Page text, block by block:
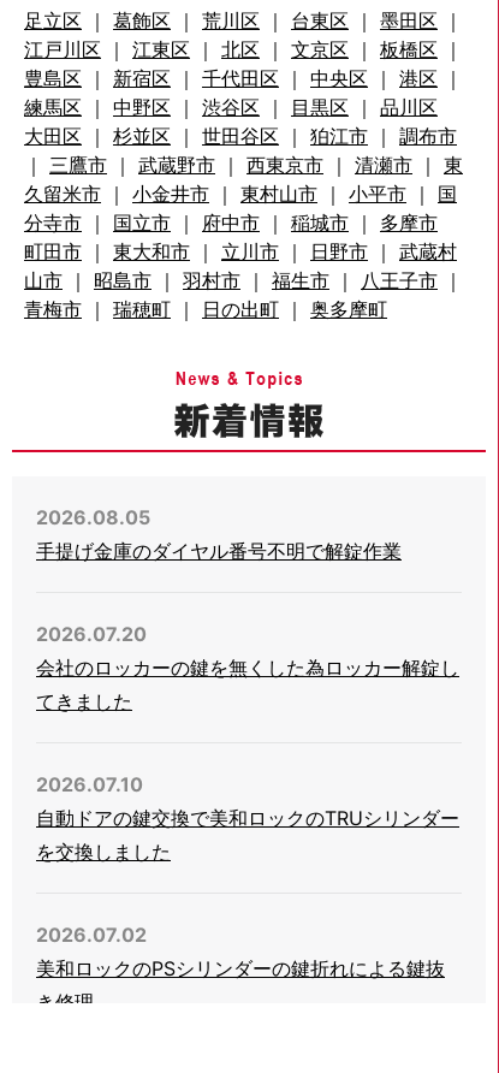
足立区 ｜ 葛飾区 ｜ 荒川区 ｜ 台東区 ｜ 墨田区 ｜
江戸川区 ｜ 江東区 ｜ 北区 ｜ 文京区 ｜ 板橋区 ｜
豊島区 ｜ 新宿区 ｜ 千代田区 ｜ 中央区 ｜ 港区 ｜
練馬区 ｜ 中野区 ｜ 渋谷区 ｜ 目黒区 ｜ 品川区
大田区 ｜ 杉並区 ｜ 世田谷区 ｜ 狛江市 ｜ 調布市
｜ 三鷹市 ｜ 武蔵野市 ｜ 西東京市 ｜ 清瀬市 ｜ 東
久留米市 ｜ 小金井市 ｜ 東村山市 ｜ 小平市 ｜ 国
分寺市 ｜ 国立市 ｜ 府中市 ｜ 稲城市 ｜ 多摩市
町田市 ｜ 東大和市 ｜ 立川市 ｜ 日野市 ｜ 武蔵村
山市 ｜ 昭島市 ｜ 羽村市 ｜ 福生市 ｜ 八王子市 ｜
青梅市 ｜ 瑞穂町 ｜ 日の出町 ｜ 奥多摩町
2026.08.05
手提げ金庫のダイヤル番号不明で解錠作業
2026.07.20
会社のロッカーの鍵を無くした為ロッカー解錠し
てきました
2026.07.10
自動ドアの鍵交換で美和ロックのTRUシリンダー
を交換しました
2026.07.02
美和ロックのPSシリンダーの鍵折れによる鍵抜
き修理